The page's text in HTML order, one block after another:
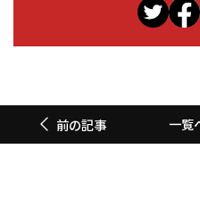
前の記事 一覧